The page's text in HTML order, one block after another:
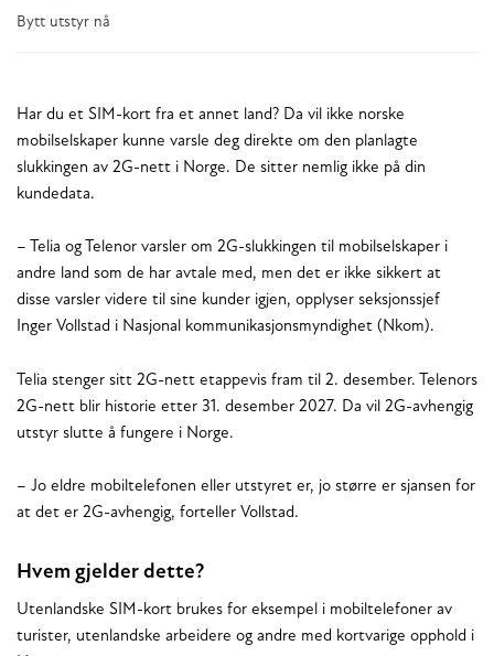
Bytt utstyr nå
Har du et SIM-kort fra et annet land? Da vil ikke norske
mobilselskaper kunne varsle deg direkte om den planlagte
slukkingen av 2G-nett i Norge. De sitter nemlig ikke på din
kundedata.
– Telia og Telenor varsler om 2G-slukkingen til mobilselskaper i
andre land som de har avtale med, men det er ikke sikkert at
disse varsler videre til sine kunder igjen, opplyser seksjonssjef
Inger Vollstad i Nasjonal kommunikasjonsmyndighet (Nkom).
Telia stenger sitt 2G-nett etappevis fram til 2. desember. Telenors
2G-nett blir historie etter 31. desember 2027. Da vil 2G-avhengig
utstyr slutte å fungere i Norge.
– Jo eldre mobiltelefonen eller utstyret er, jo større er sjansen for
at det er 2G-avhengig, forteller Vollstad.
Hvem gjelder dette?
Utenlandske SIM-kort brukes for eksempel i mobiltelefoner av
turister, utenlandske arbeidere og andre med kortvarige opphold i